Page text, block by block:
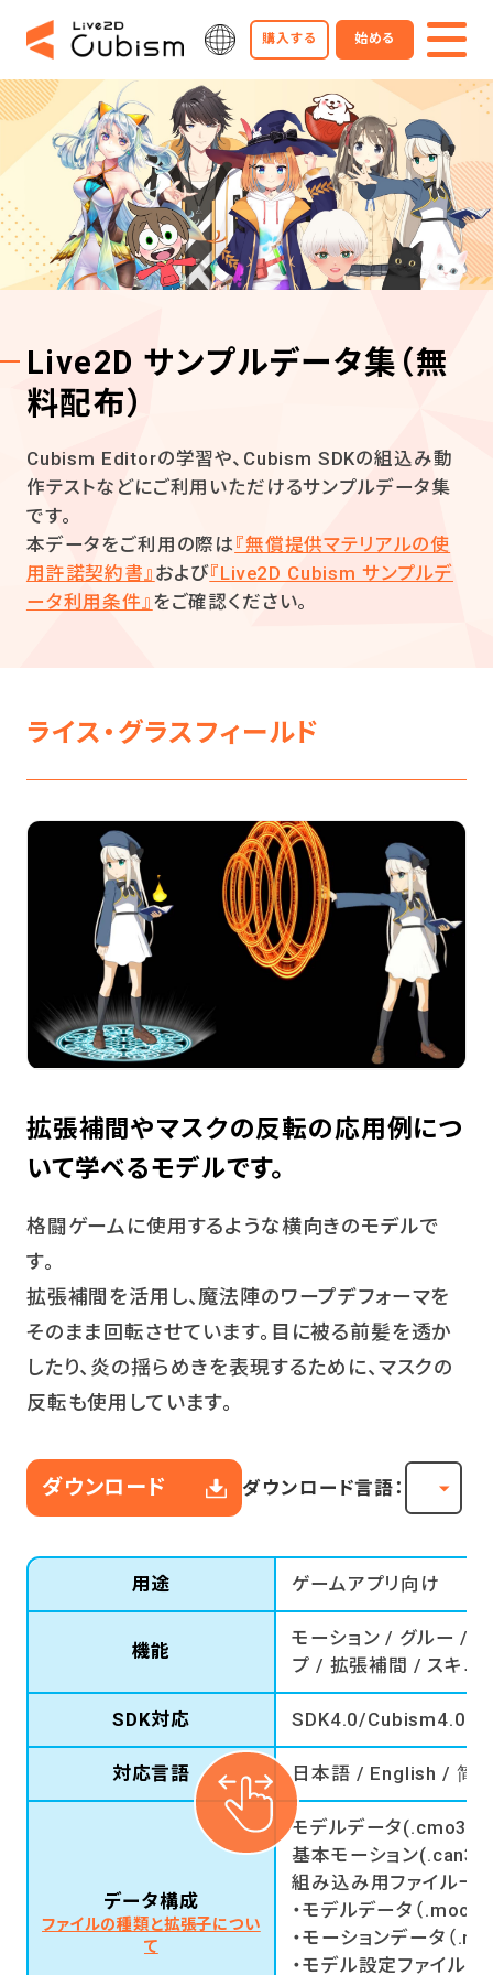
購入する 始める
Live2D サンプルデータ集 （無
料配布）
Cubism Editorの学習や、Cubism SDKの組込み動
作テストなどにご利用いただけるサンプルデータ集
です。
本データをご利用の際は『無償提供マテリアルの使
用許諾契約書』 および『Live2D Cubism サンプルデ
ータ利用条件』 をご確認ください。
ライス・グラスフィールド
拡張補間やマスクの反転の応用例につ
いて学べるモデルです。
格闘ゲームに使用するような横向きのモデルで
す。
拡張補間を活用し、魔法陣のワープデフォーマを
そのまま回転させています。目に被る前髪を透か
したり、炎の揺らめきを表現するために、マスクの
反転も使用しています。
ダウンロード ダウンロード言語：
用途 ゲームアプリ向け
機能
モーション / グルー /
プ / 拡張補間 / スキニ
SDK対応 SDK4.0/Cubism4.0
対応言語 日本語 / English / 简
データ構成
ファイルの種類と拡張子につい
て
モデルデータ(.cmo3)
基本モーション(.can3)
組み込み用ファイル一
・モデルデータ（.moc3）
・モーションデータ（
・モデル設定ファイル